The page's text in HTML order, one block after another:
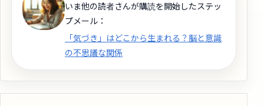
いま他の読者さんが購読を開始したステッ
プメール：
「気づき」はどこから生まれる？脳と意識
の不思議な関係